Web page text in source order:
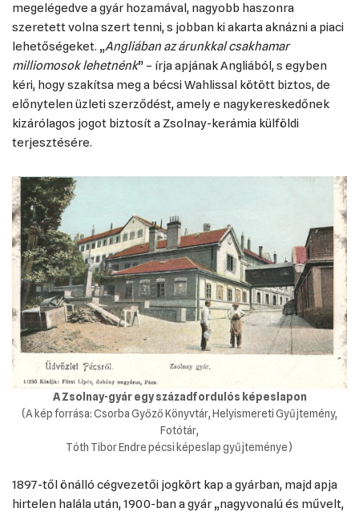
megelégedve a gyár hozamával, nagyobb haszonra
szeretett volna szert tenni, s jobban ki akarta aknázni a piaci
lehetőségeket. „Angliában az árunkkal csakhamar
milliomosok lehetnénk” – írja apjának Angliából, s egyben
kéri, hogy szakítsa meg a bécsi Wahlissal kötött biztos, de
előnytelen üzleti szerződést, amely e nagykereskedőnek
kizárólagos jogot biztosít a Zsolnay-kerámia külföldi
terjesztésére.
A Zsolnay-gyár egy századfordulós képeslapon
(A kép forrása: Csorba Győző Könyvtár, Helyismereti Gyűjtemény,
Fotótár,
Tóth Tibor Endre pécsi képeslap gyűjteménye)
1897-től önálló cégvezetői jogkört kap a gyárban, majd apja
hirtelen halála után, 1900-ban a gyár „nagyvonalú és művelt,